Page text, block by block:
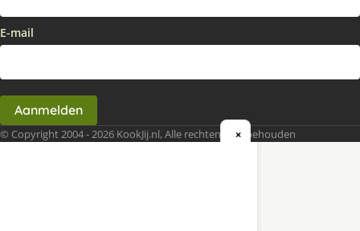
E-mail
Aanmelden
© Copyright 2004 - 2026 KookJij.nl, Alle rechten voorbehouden
×